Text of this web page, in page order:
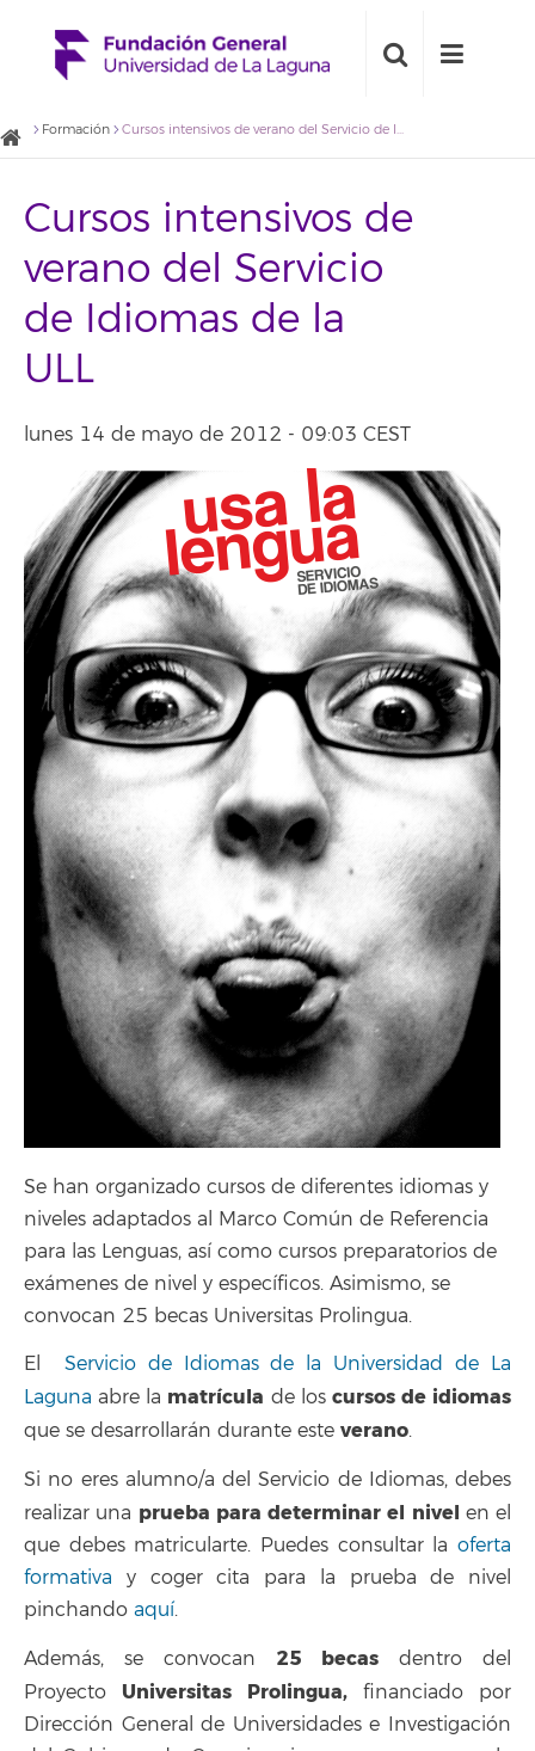
Formación Cursos intensivos de verano del Servicio de Idiomas de la ULL
Cursos intensivos de
verano del Servicio
de Idiomas de la
ULL
lunes 14 de mayo de 2012 - 09:03 CEST
Se han organizado cursos de diferentes idiomas y
niveles adaptados al Marco Común de Referencia
para las Lenguas, así como cursos preparatorios de
exámenes de nivel y específicos. Asimismo, se
convocan 25 becas Universitas Prolingua.
El Servicio de Idiomas de la Universidad de La
Laguna abre la matrícula de los cursos de idiomas
que se desarrollarán durante este verano.
Si no eres alumno/a del Servicio de Idiomas, debes
realizar una prueba para determinar el nivel en el
que debes matricularte. Puedes consultar la oferta
formativa y coger cita para la prueba de nivel
pinchando aquí.
Además, se convocan 25 becas dentro del
Proyecto Universitas Prolingua, financiado por
Dirección General de Universidades e Investigación